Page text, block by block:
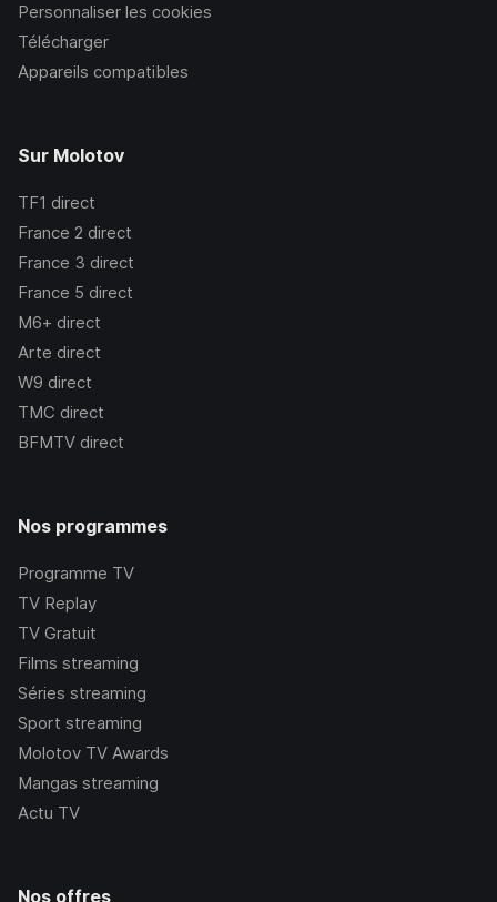
Personnaliser les cookies
Télécharger
Appareils compatibles
Sur Molotov
TF1 direct
France 2 direct
France 3 direct
France 5 direct
M6+ direct
Arte direct
W9 direct
TMC direct
BFMTV direct
Nos programmes
Programme TV
TV Replay
TV Gratuit
Films streaming
Séries streaming
Sport streaming
Molotov TV Awards
Mangas streaming
Actu TV
Nos offres